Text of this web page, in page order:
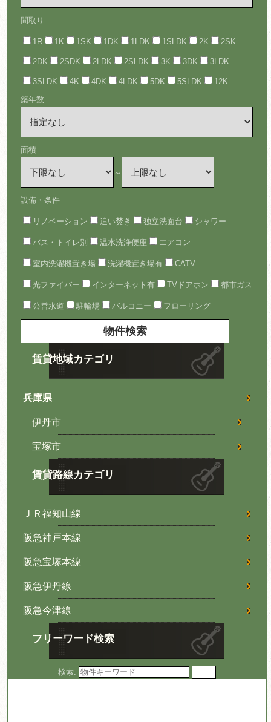
間取り
1R 1K 1SK 1DK 1LDK 1SLDK 2K 2SK
2DK 2SDK 2LDK 2SLDK 3K 3DK 3LDK
3SLDK 4K 4DK 4LDK 5DK 5SLDK
12K
築年数
面積
～
設備・条件
リノベーション 追い焚き 独立洗面台 シャワー
バス・トイレ別 温水洗浄便座 エアコン
室内洗濯機置き場 洗濯機置き場有 CATV
光ファイバー インターネット有 TVドアホン 都市ガス
公営水道 駐輪場 バルコニー フローリング
賃貸地域カテゴリ
兵庫県
伊丹市
宝塚市
賃貸路線カテゴリ
ＪＲ福知山線
阪急神戸本線
阪急宝塚本線
阪急伊丹線
阪急今津線
フリーワード検索
検索: